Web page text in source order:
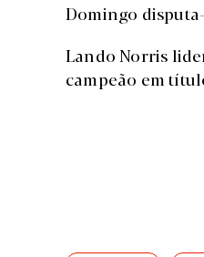
Domingo
Lando Norris
campeão em